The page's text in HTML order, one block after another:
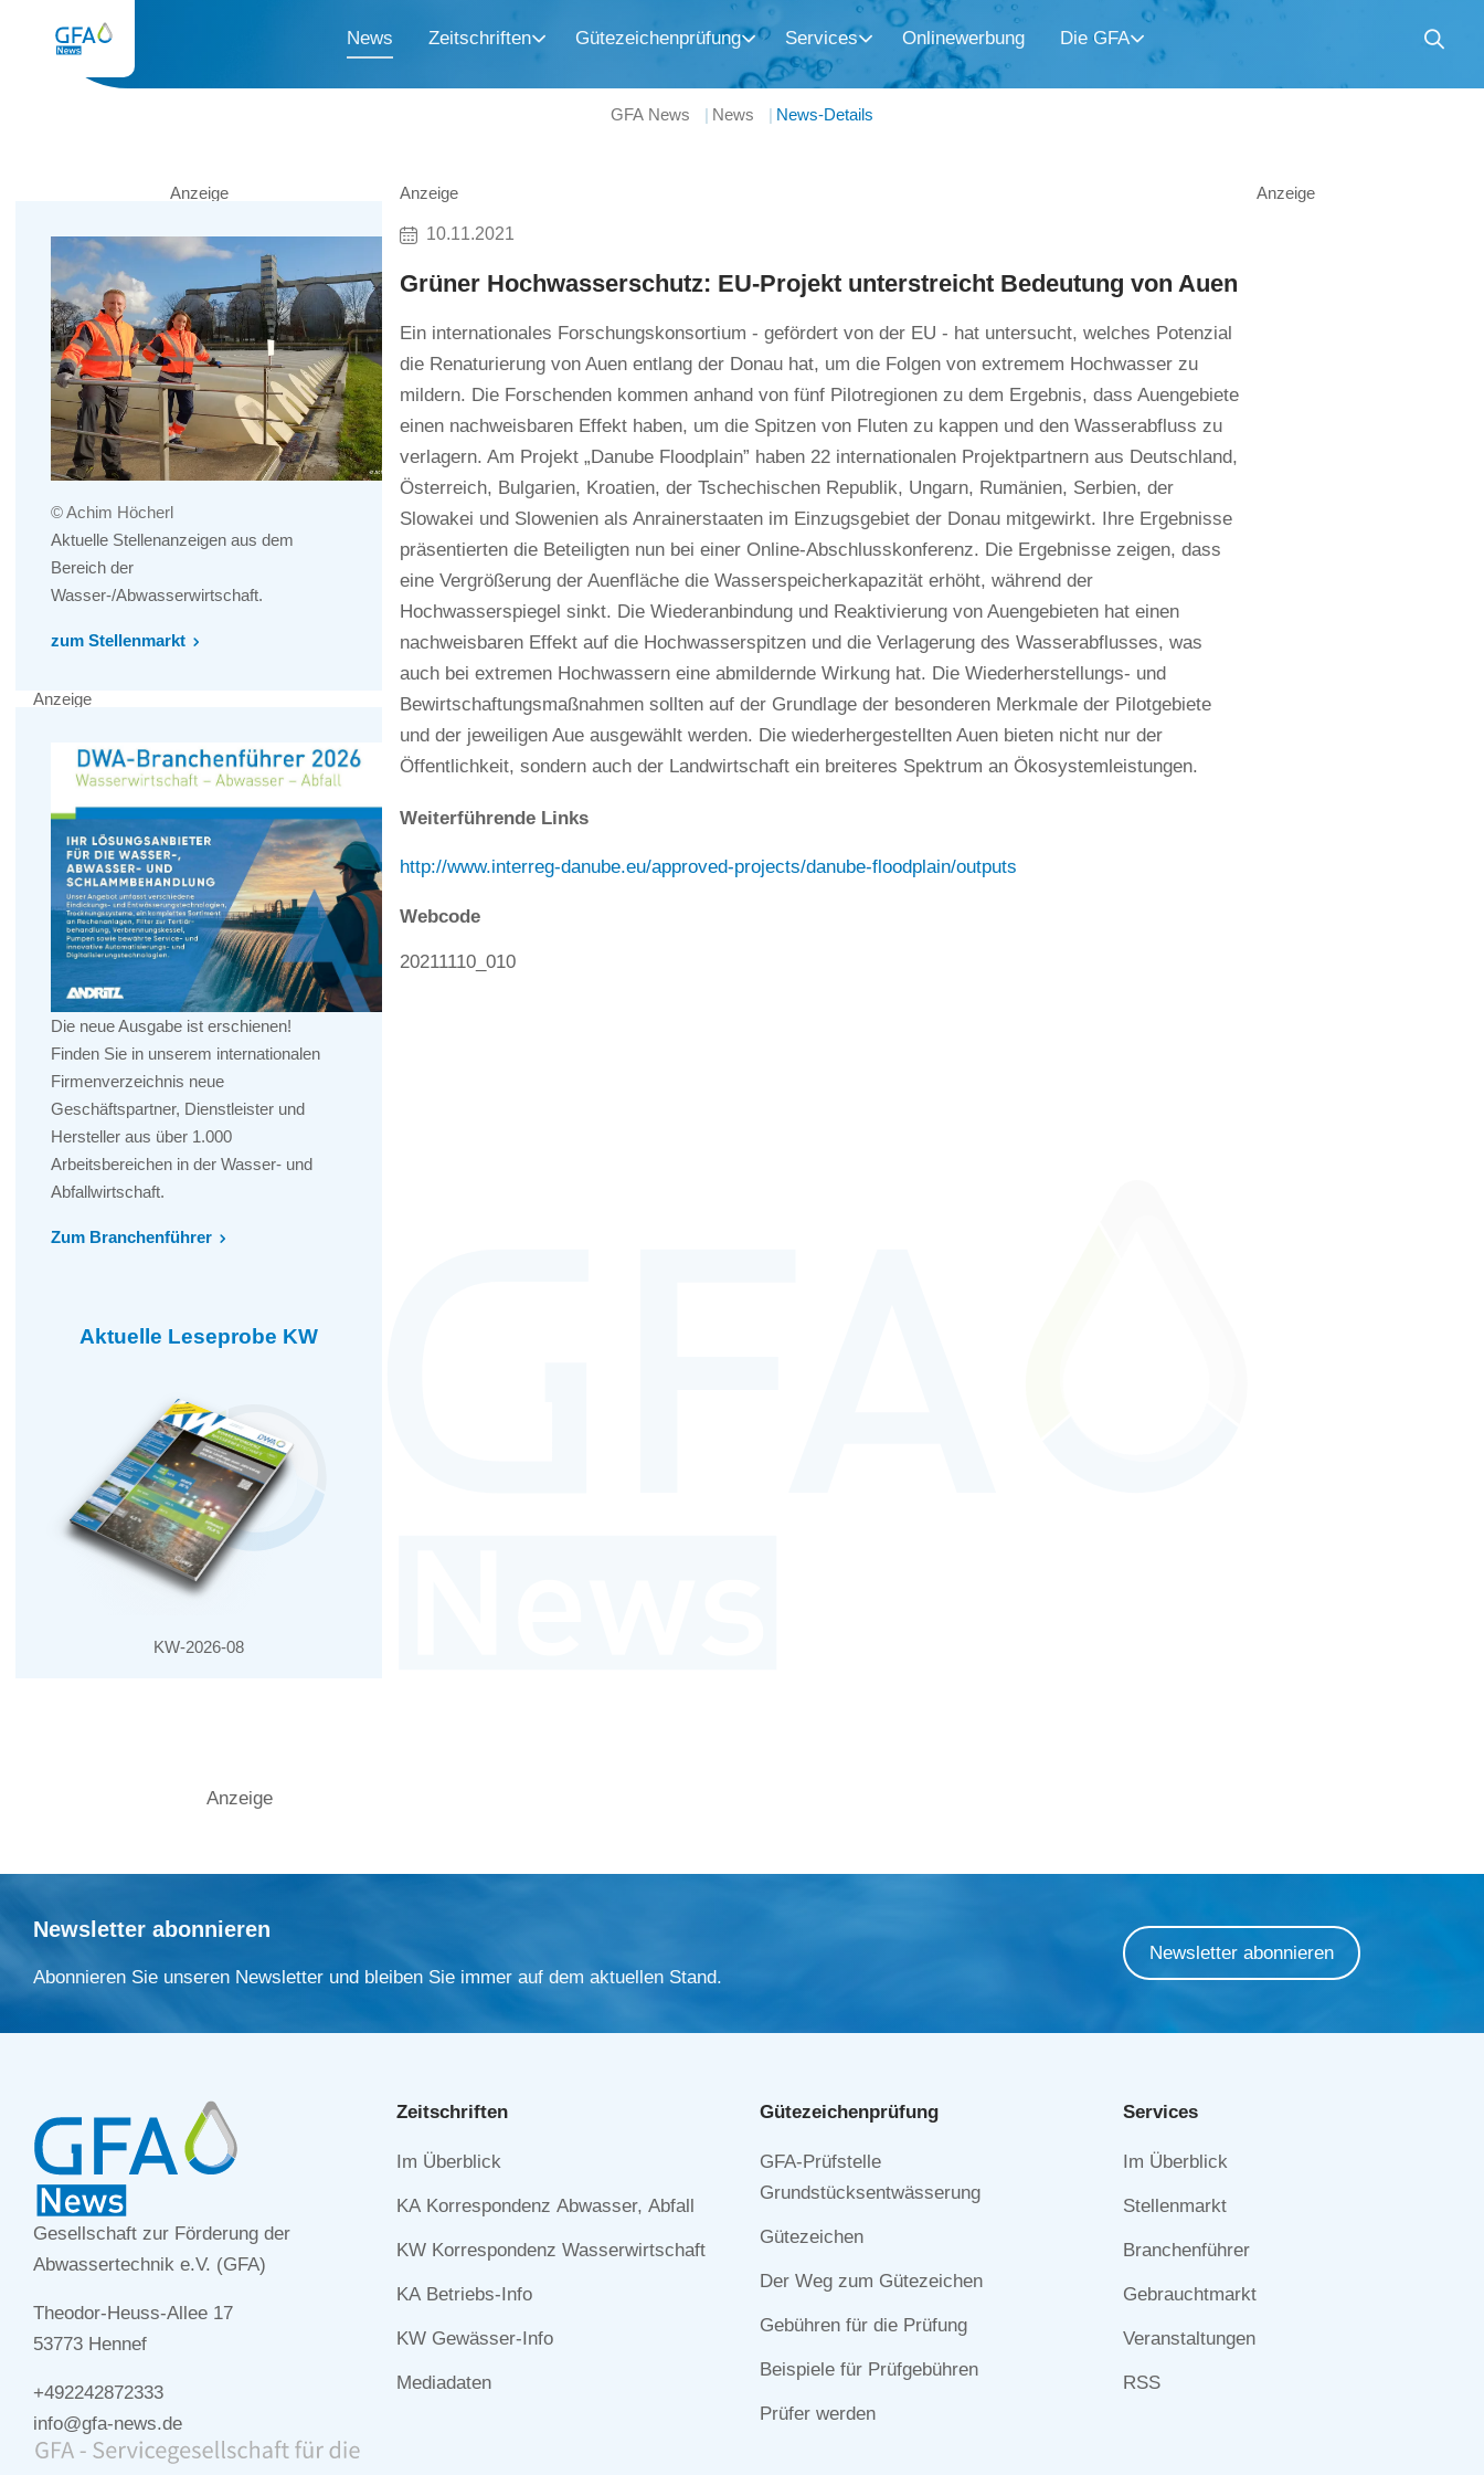
News Zeitschriften Gütezeichenprüfung Services Onlinewerbung Die GFA
GFA News News News-Details
Anzeige
10.11.2021
Grüner Hochwasserschutz: EU-Projekt unterstreicht Bedeutung von Auen
Ein internationales Forschungskonsortium - gefördert von der EU - hat untersucht, welches Potenzial
die Renaturierung von Auen entlang der Donau hat, um die Folgen von extremem Hochwasser zu
mildern. Die Forschenden kommen anhand von fünf Pilotregionen zu dem Ergebnis, dass Auengebiete
einen nachweisbaren Effekt haben, um die Spitzen von Fluten zu kappen und den Wasserabfluss zu
verlagern. Am Projekt „Danube Floodplain” haben 22 internationalen Projektpartnern aus Deutschland,
Österreich, Bulgarien, Kroatien, der Tschechischen Republik, Ungarn, Rumänien, Serbien, der
Slowakei und Slowenien als Anrainerstaaten im Einzugsgebiet der Donau mitgewirkt. Ihre Ergebnisse
präsentierten die Beteiligten nun bei einer Online-Abschlusskonferenz. Die Ergebnisse zeigen, dass
eine Vergrößerung der Auenfläche die Wasserspeicherkapazität erhöht, während der
Hochwasserspiegel sinkt. Die Wiederanbindung und Reaktivierung von Auengebieten hat einen
nachweisbaren Effekt auf die Hochwasserspitzen und die Verlagerung des Wasserabflusses, was
auch bei extremen Hochwassern eine abmildernde Wirkung hat. Die Wiederherstellungs- und
Bewirtschaftungsmaßnahmen sollten auf der Grundlage der besonderen Merkmale der Pilotgebiete
und der jeweiligen Aue ausgewählt werden. Die wiederhergestellten Auen bieten nicht nur der
Öffentlichkeit, sondern auch der Landwirtschaft ein breiteres Spektrum an Ökosystemleistungen.
Weiterführende Links
http://www.interreg-danube.eu/approved-projects/danube-floodplain/outputs
Webcode
20211110_010
Anzeige
© Achim Höcherl
Aktuelle Stellenanzeigen aus dem
Bereich der
Wasser-/Abwasserwirtschaft.
zum Stellenmarkt
Anzeige
Die neue Ausgabe ist erschienen!
Finden Sie in unserem internationalen
Firmenverzeichnis neue
Geschäftspartner, Dienstleister und
Hersteller aus über 1.000
Arbeitsbereichen in der Wasser- und
Abfallwirtschaft.
Zum Branchenführer
Aktuelle Leseprobe KW
KW-2026-08
Anzeige
Anzeige
Newsletter abonnieren
Abonnieren Sie unseren Newsletter und bleiben Sie immer auf dem aktuellen Stand.
Newsletter abonnieren
Gesellschaft zur Förderung der
Abwassertechnik e.V. (GFA)
Theodor-Heuss-Allee 17
53773 Hennef
+492242872333
info@gfa-news.de
Zeitschriften
Navigation
Im Überblick
KA Korrespondenz Abwasser, Abfall
KW Korrespondenz Wasserwirtschaft
KA Betriebs-Info
KW Gewässer-Info
Mediadaten
Gütezeichen­prüfung
Navigation
überspringen
GFA-Prüfstelle
Grundstücksentwässerung
Gütezeichen
Der Weg zum Gütezeichen
Gebühren für die Prüfung
Beispiele für Prüfgebühren
Prüfer werden
Services
Navigation
Im Überblick
Stellenmarkt
Branchenführer
Gebrauchtmarkt
Veranstaltungen
RSS